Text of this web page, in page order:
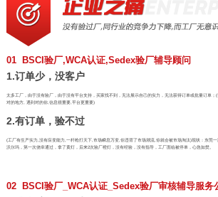
01 BSCI验厂,WCA认证,Sedex验厂辅导顾问
1.订单少，没客户
太多工厂，由于没有验厂，由于没有平台支持，买家找不到，无法展示自己的实力，无法获得订单或批量订单
对的地方, 遇到对的你,信息很重要,平台更重要)
2.有订单，验不过
(工厂有生产实力,没有应变能力,一杆枪打天下,市场瞬息万变,你违背了市场潮流,你就会被市场淘汰)现状：东莞
沃尔玛，第一次侥幸通过，拿了黄灯，后来2次验厂橙灯，没有经验，没有指导，工厂面临被停单，心急如焚。
02 BSCI验厂_WCA认证_Sedex验厂审核辅导服务